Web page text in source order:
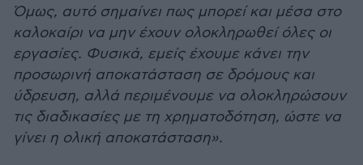
Όμως, αυτό σημαίνει πως μπορεί και μέσα στο
καλοκαίρι να μην έχουν ολοκληρωθεί όλες οι
εργασίες. Φυσικά, εμείς έχουμε κάνει την
προσωρινή αποκατάσταση σε δρόμους και
ύδρευση, αλλά περιμένουμε να ολοκληρώσουν
τις διαδικασίες με τη χρηματοδότηση, ώστε να
γίνει η ολική αποκατάσταση».